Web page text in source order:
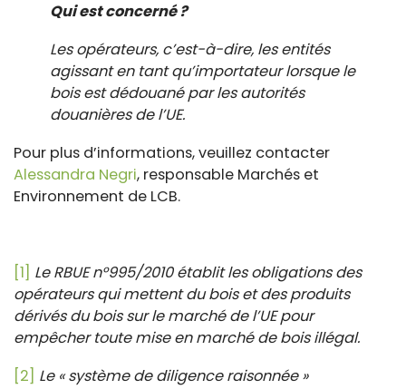
Qui est concerné ?
Les opérateurs, c’est-à-dire, les entités
agissant en tant qu’importateur lorsque le
bois est dédouané par les autorités
douanières de l’UE.
Pour plus d’informations, veuillez contacter
Alessandra Negri, responsable Marchés et
Environnement de LCB.
[1] Le RBUE n°995/2010 établit les obligations des
opérateurs qui mettent du bois et des produits
dérivés du bois sur le marché de l’UE pour
empêcher toute mise en marché de bois illégal.
[2] Le « système de diligence raisonnée »